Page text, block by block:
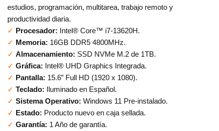
estudios, programación, multitarea, trabajo remoto y
productividad diaria.
✓ Procesador: Intel® Core™ i7-13620H.
✓ Memoria: 16GB DDR5 4800MHz.
✓ Almacenamiento: SSD NVMe M.2 de 1TB.
✓ Gráfica: Intel® UHD Graphics Integrada.
✓ Pantalla: 15.6” Full HD (1920 x 1080).
✓ Teclado: Iluminado en Español.
✓ Sistema Operativo: Windows 11 Pre-instalado.
✓ Estado: Producto nuevo en caja sellada.
✓ Garantía: 1 Año de garantía.